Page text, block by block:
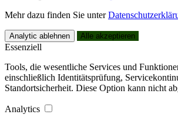
Mehr dazu finden Sie unter
Analytic ablehnen Alle akzeptieren
Essenziell
Tools, die wesentliche Services und
einschließlich Identitätsprüfung,
Standortsicherheit. Diese Option kann nicht
Analytics